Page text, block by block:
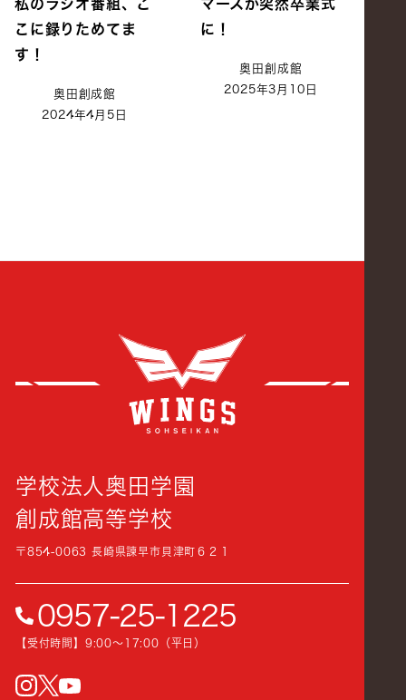
こに録りためてま
す！
奥田創成館
2024年4月5日
に！
奥田創成館
2025年3月10日
学校法人奥田学園
創成館高等学校
〒854-0063 長崎県諫早市貝津町６２１
0957-25-1225
【受付時間】9:00〜17:00（平日）
instagram